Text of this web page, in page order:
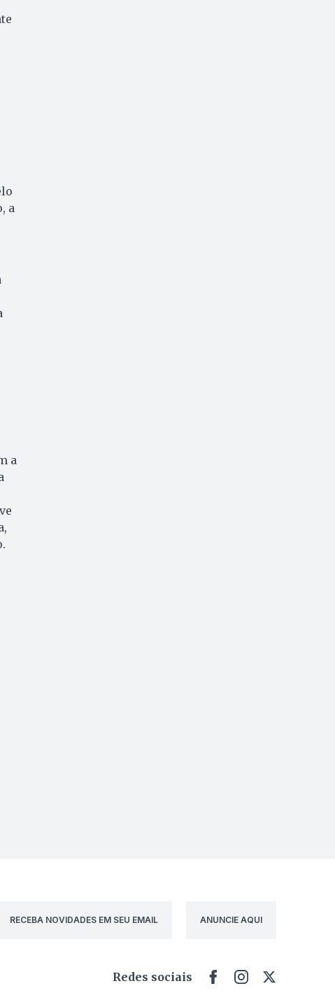
a
a
RECEBA NOVIDADES EM SEU EMAIL ANUNCIE AQUI
Redes sociais